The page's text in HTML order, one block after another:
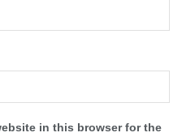
in this browser for the